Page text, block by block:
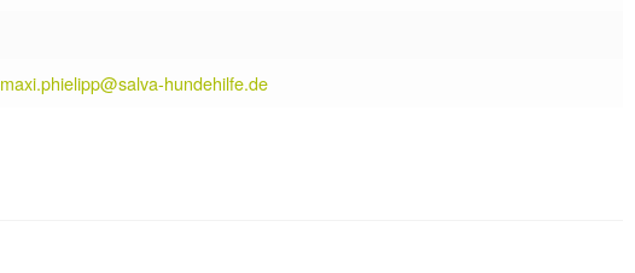
maxi.phielipp@salva-hundehilfe.de